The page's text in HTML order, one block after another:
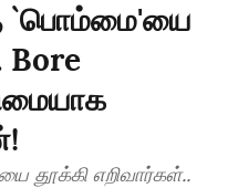
`பொம்மை'யை
Bore
தூக்கி எறிவார்கள்..